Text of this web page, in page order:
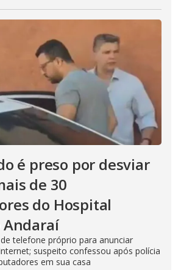
é preso por desviar
de 30
do Hospital
Andaraí
telefone próprio para anunciar
suspeito confessou após polícia
em sua casa